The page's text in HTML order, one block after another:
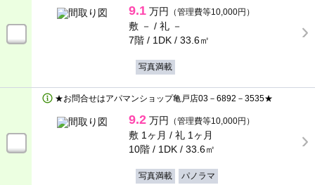
9.1 万円 （管理費等10,000円）
敷 － / 礼 －
7階 / 1DK / 33.6㎡
写真満載
★お問合せはアパマンショップ亀戸店03－6892－3535★
9.2 万円 （管理費等10,000円）
敷 1ヶ月 / 礼 1ヶ月
10階 / 1DK / 33.6㎡
写真満載 パノラマ
リフォーム済み
閑静な住宅街